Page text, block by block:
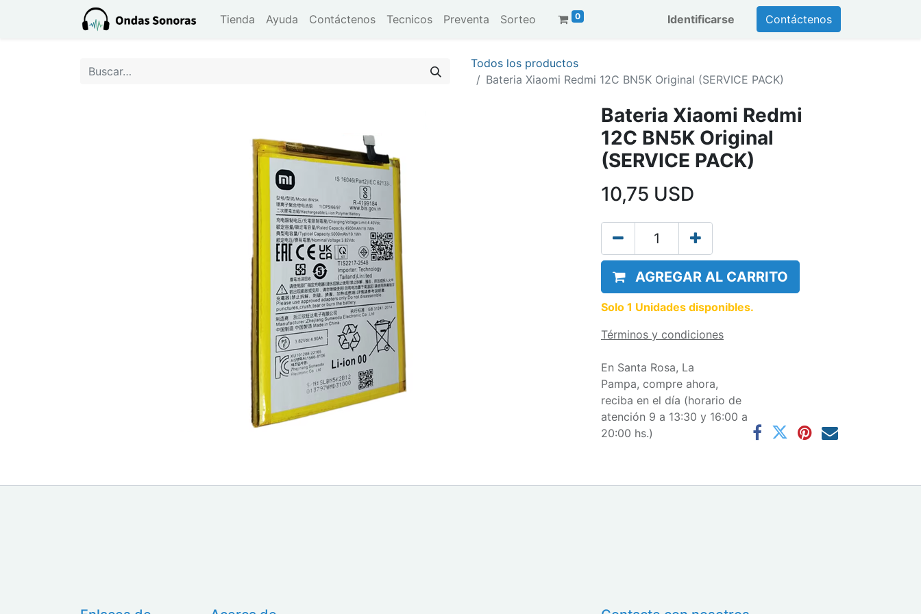
Tienda Ayuda Contáctenos Tecnicos Preventa Sorteo 0 Identificarse Contáctenos
Todos los productos
Bateria Xiaomi Redmi 12C BN5K Original (SERVICE PACK)
Bateria Xiaomi Redmi
12C BN5K Original
(SERVICE PACK)
10,75 USD
AGREGAR AL CARRITO
Solo 1 Unidades disponibles.
Términos y condiciones
En Santa Rosa, La
Pampa, compre ahora,
reciba en el día (horario de
atención 9 a 13:30 y 16:00 a
20:00 hs.)